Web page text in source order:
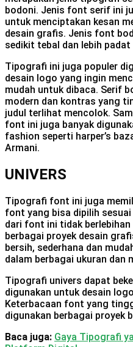
bodoni. Jenis font serif ini
untuk menciptakan kesan
desain grafis. Jenis font
sedikit tebal dan lebih
Tipografi ini juga populer
desain logo yang ingin
mudah untuk dibaca. Serif
modern dan kontras yang
judul terlihat mencolok.
font ini juga banyak
fashion seperti harper’s
Armani.
UNIVERS
Tipografi font ini juga
font yang bisa dipilih
dari font ini tidak
berbagai proyek desain
bersih, sederhana dan
dalam berbagai ukuran dan
Tipografi univers dapat
digunakan untuk desain
Keterbacaan font yang
digunakan berbagai proyek
Baca juga: Gaya Tipografi